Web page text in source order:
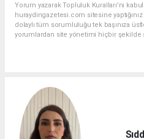
Yorum yazarak Topluluk Kuralları’nı
huraydingazetesi.com sitesine
dolaylı tüm sorumluluğu tek başınıza
yorumlardan site yönetimi hiçbir şekilde